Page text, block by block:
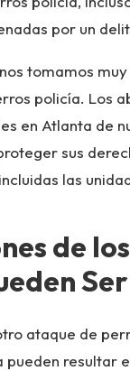
por un
tomamos
policía. Los
en Atlanta de
sus
las
de
ataque de
pueden resultar